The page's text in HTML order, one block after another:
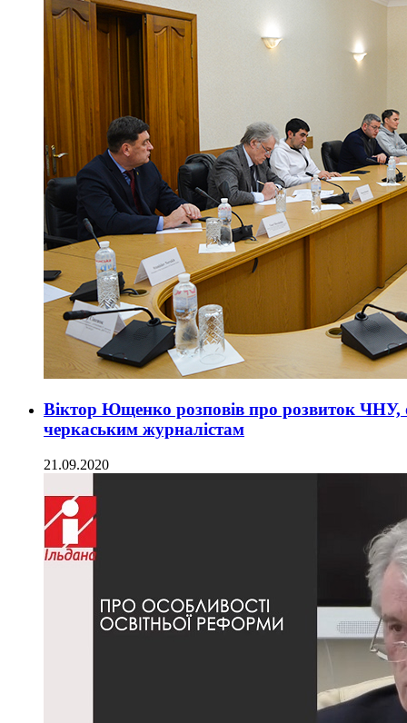
Віктор Ющенко розповів про розвиток ЧНУ,
черкаським журналістам
21.09.2020